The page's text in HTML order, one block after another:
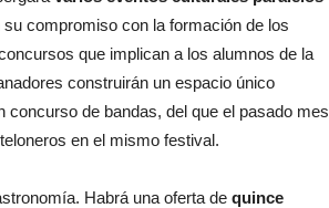
su compromiso con la formación de los
que implican a los alumnos de la
construirán un espacio único
de bandas, del que el pasado mes
en el mismo festival.
Habrá una oferta de quince